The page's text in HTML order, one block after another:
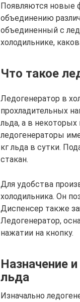
Появляются новые
объединению
объединенный с
холодильнике,
Что такое
Ледогенератор в
прохладительных
льда, а в
ледогенераторы
кг льда в сутки.
стакан.
Для удобства
холодильника. Он
Диспенсер также
Ледогенератор,
нажатии на кнопку.
Назначение
льда
Изначально